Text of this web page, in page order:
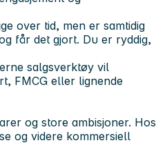
over tid, men er samtidig
får det gjort. Du er ryddig,
salgsverktøy vil
FMCG eller lignende
og store ambisjoner. Hos
og videre kommersiell